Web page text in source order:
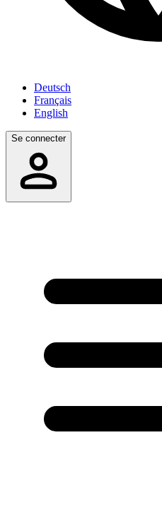
Deutsch
Français
English
Se connecter